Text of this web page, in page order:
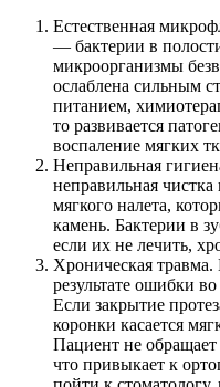
Естественная
— бактерии в
микроорганизмы
ослаблена сильным
питанием,
то развивается
воспаление мягких
Неправильная
неправильная
мягкого налета,
камень. Бактерии в
если их не лечить,
Хроническая травма.
результате ошибки
Если закрытие
коронки касается
Пациент не
что привыкает к